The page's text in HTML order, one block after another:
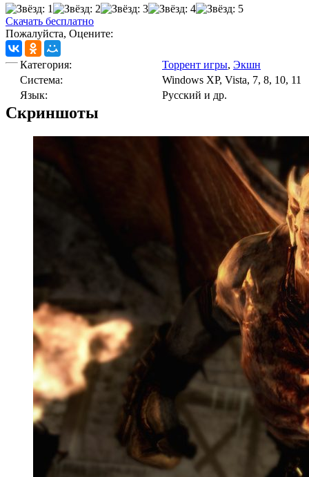
Скачать бесплатно
Пожалуйста, Оцените:
Категория: Торрент игры, Экшн
Cистема:
Windows XP, Vista, 7, 8, 10, 11
Язык:
Русский и др.
Скриншоты